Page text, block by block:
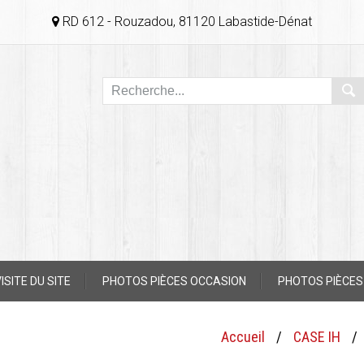
RD 612 - Rouzadou, 81120 Labastide-Dénat
DU SITE PHOTOS PIÈCES OCCASION PHOTOS
Accueil / CASE IH /